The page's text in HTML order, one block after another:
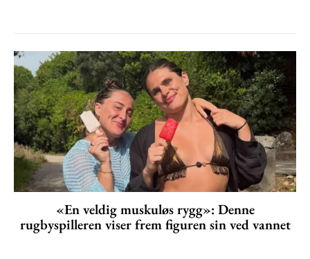
«En veldig muskuløs rygg»: Denne
rugbyspilleren viser frem figuren sin ved vannet